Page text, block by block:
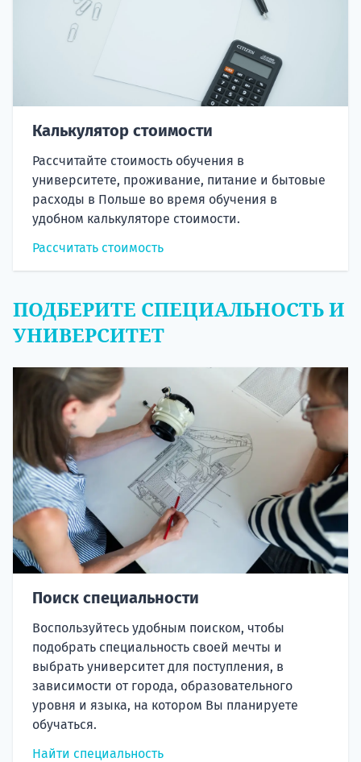
Калькулятор стоимости
Рассчитайте стоимость обучения в
университете, проживание, питание и бытовые
расходы в Польше во время обучения в
удобном калькуляторе стоимости.
Рассчитать стоимость
ПОДБЕРИТЕ СПЕЦИАЛЬНОСТЬ И
УНИВЕРСИТЕТ
Поиск специальности
Воспользуйтесь удобным поиском, чтобы
подобрать специальность своей мечты и
выбрать университет для поступления, в
зависимости от города, образовательного
уровня и языка, на котором Вы планируете
обучаться.
Найти специальность